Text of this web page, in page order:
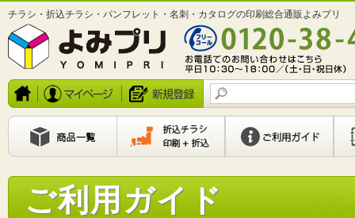
チラシ・折込チラシ・パンフレット・名刺・カタログの印刷総合通販よみプリ
ご利用ガイド